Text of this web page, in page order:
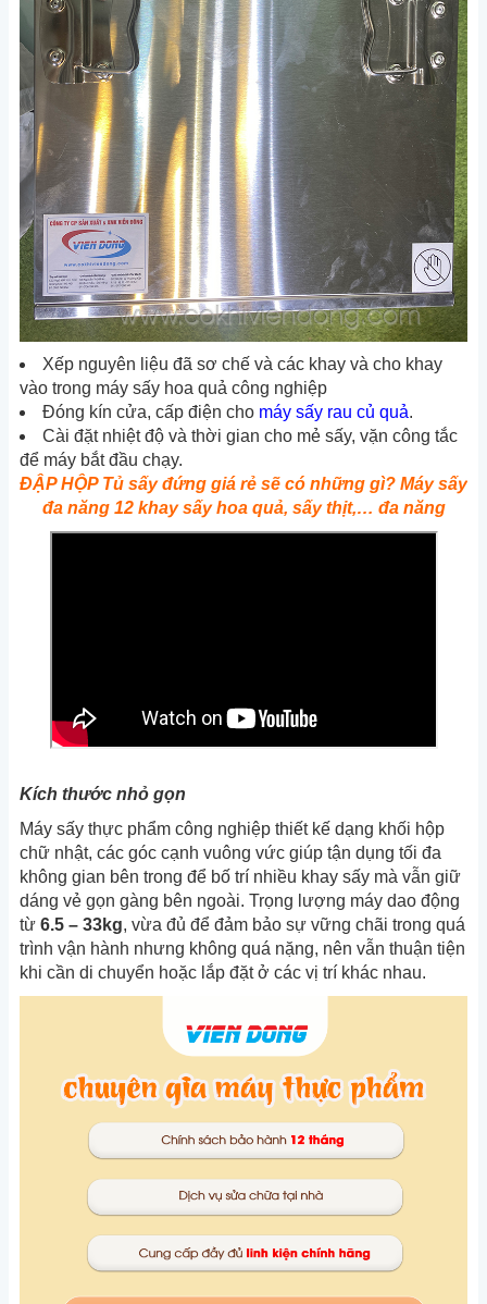
Xếp nguyên liệu đã sơ chế và các khay và cho khay
vào trong máy sấy hoa quả công nghiệp
Đóng kín cửa, cấp điện cho máy sấy rau củ quả.
Cài đặt nhiệt độ và thời gian cho mẻ sấy, vặn công tắc
để máy bắt đầu chạy.
ĐẬP HỘP Tủ sấy đứng giá rẻ sẽ có những gì? Máy sấy
đa năng 12 khay sấy hoa quả, sấy thịt,… đa năng
Kích thước nhỏ gọn
Máy sấy thực phẩm công nghiệp thiết kế dạng khối hộp
chữ nhật, các góc cạnh vuông vức giúp tận dụng tối đa
không gian bên trong để bố trí nhiều khay sấy mà vẫn giữ
dáng vẻ gọn gàng bên ngoài. Trọng lượng máy dao động
từ 6.5 – 33kg, vừa đủ để đảm bảo sự vững chãi trong quá
trình vận hành nhưng không quá nặng, nên vẫn thuận tiện
khi cần di chuyển hoặc lắp đặt ở các vị trí khác nhau.